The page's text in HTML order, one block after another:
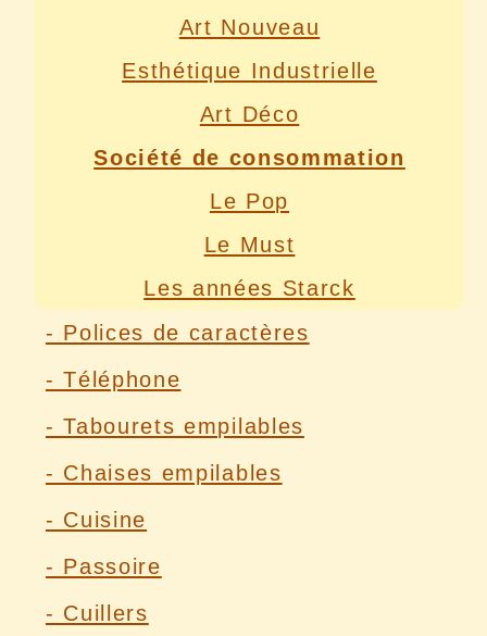
Art Nouveau
Esthétique Industrielle
Art Déco
Société de consommation
Le Pop
Le Must
Les années Starck
- Polices de caractères
- Téléphone
- Tabourets empilables
- Chaises empilables
- Cuisine
- Passoire
- Cuillers